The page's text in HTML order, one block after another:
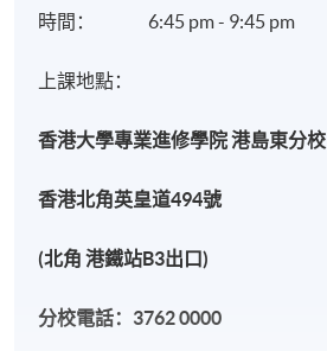
時間： 6:45 pm - 9:45 pm
上課地點：
香港大學專業進修學院 港島東分校
香港北角英皇道494號
(北角 港鐵站B3出口)
分校電話： 3762 0000